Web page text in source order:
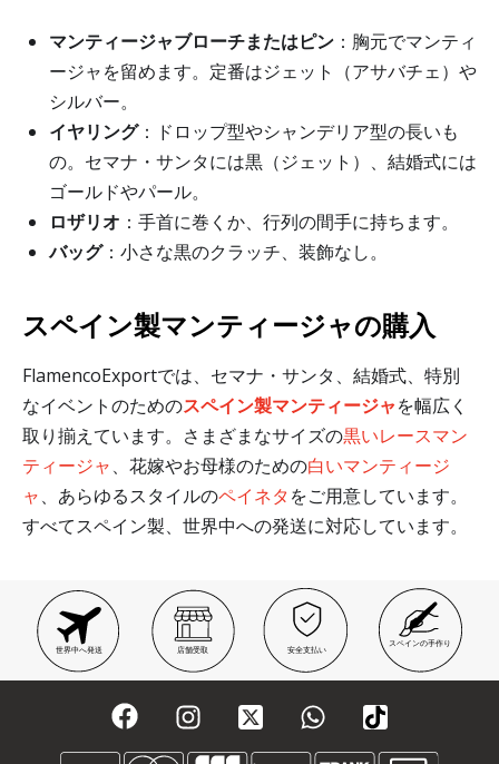
マンティージャブローチまたはピン ：胸元でマンティ
ージャを留めます。定番はジェット（アサバチェ）や
シルバー。
イヤリング：ドロップ型やシャンデリア型の長いも
の。セマナ・サンタには黒（ジェット）、結婚式には
ゴールドやパール。
ロザリオ ：手首に巻くか、行列の間手に持ちます。
バッグ：小さな黒のクラッチ、装飾なし。
スペイン製マンティージャの購入
FlamencoExportでは、セマナ・サンタ、結婚式、特別
なイベントのためのスペイン製マンティージャを幅広く
取り揃えています。さまざまなサイズの黒いレースマン
ティージャ、花嫁やお母様のための白いマンティージ
ャ、あらゆるスタイルのペイネタをご用意しています。
すべてスペイン製、世界中への発送に対応しています。
世界中へ発送 店舗受取 安全支払い
スペインの手作り